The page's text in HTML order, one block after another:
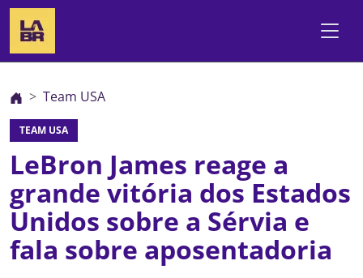
Team USA
TEAM USA
LeBron James reage a
grande vitória dos Estados
Unidos sobre a Sérvia e
fala sobre aposentadoria